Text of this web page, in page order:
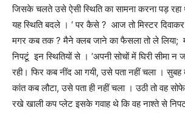
जिसके चलते उसे ऐसी स्थिति का सामना करना पड़ रहा
यह स्थिति बदले । ‘ पर कैसे? आज तो मिस्टर
मगर कब तक?मैने क्लब जाने का फैसला तो ले लिया;
निपटूं इन स्थितियों से । ‘अपनी सोचों में घिरी सीमा
रही। फिर कब नींद आ गयी,उसे पता नहीं चला । सुबह
कांत कब लौटा,उसे पता ही नहीं चला । उठी तो वह
रखे खाली कप प्लेट इसके गवाह थे कि वह नाश्ते से